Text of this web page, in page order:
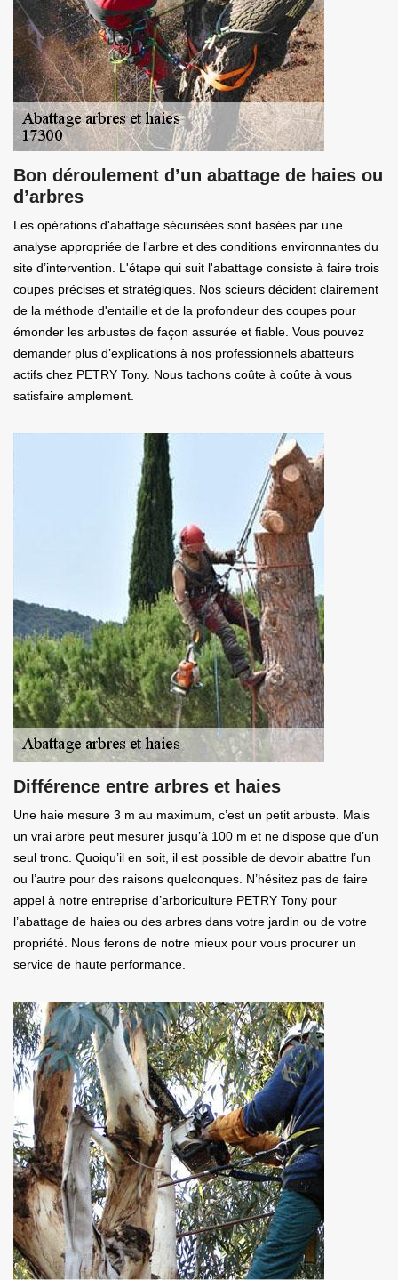
Bon déroulement d’un abattage de haies ou
d’arbres
Les opérations d'abattage sécurisées sont basées par une
analyse appropriée de l'arbre et des conditions environnantes du
site d’intervention. L'étape qui suit l'abattage consiste à faire trois
coupes précises et stratégiques. Nos scieurs décident clairement
de la méthode d'entaille et de la profondeur des coupes pour
émonder les arbustes de façon assurée et fiable. Vous pouvez
demander plus d’explications à nos professionnels abatteurs
actifs chez PETRY Tony. Nous tachons coûte à coûte à vous
satisfaire amplement.
Différence entre arbres et haies
Une haie mesure 3 m au maximum, c’est un petit arbuste. Mais
un vrai arbre peut mesurer jusqu’à 100 m et ne dispose que d’un
seul tronc. Quoiqu’il en soit, il est possible de devoir abattre l’un
ou l’autre pour des raisons quelconques. N’hésitez pas de faire
appel à notre entreprise d’arboriculture PETRY Tony pour
l’abattage de haies ou des arbres dans votre jardin ou de votre
propriété. Nous ferons de notre mieux pour vous procurer un
service de haute performance.